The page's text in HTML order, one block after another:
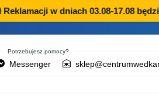
w dniach 03.08-17.08
Potrzebujesz pomocy?
Messenger